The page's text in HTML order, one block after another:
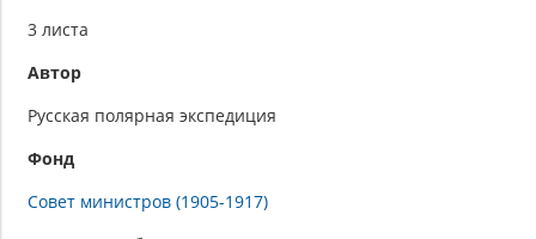
3 листа
Автор
Русская полярная экспедиция
Фонд
Совет министров (1905-1917)